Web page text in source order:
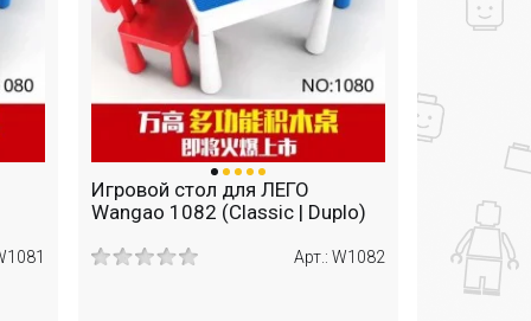
Игровой стол для ЛЕГО
Wangao 1082 (Classic | Duplo)
Арт.: W1082